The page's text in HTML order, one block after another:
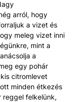
arról, hogy
a vizet és
meleg vizet inni
mint a
a
egy pohár
citromlevet
minden étkezés
reggel felkelünk,